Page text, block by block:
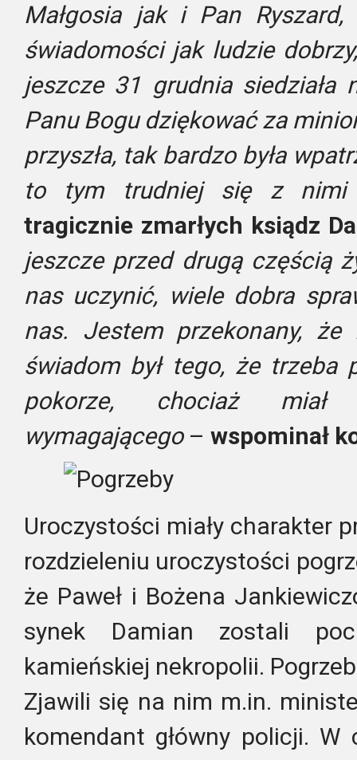
Małgosia jak i Pan
świadomości jak ludzie
jeszcze 31 grudnia siedziała
Panu Bogu dziękować za
przyszła, tak bardzo była
to tym trudniej się z nimi
tragicznie zmarłych ksiądz
jeszcze przed drugą częścią
nas uczynić, wiele dobra
nas. Jestem przekonany, że
świadom był tego, że trzeba
pokorze, chociaż miał
wymagającego– wspominał
Uroczystości miały charakter
rozdzieleniu uroczystości
że Paweł i Bożena
synek Damian zostali
kamieńskiej nekropolii.
Zjawili się na nim m.in.
komendant główny policji.